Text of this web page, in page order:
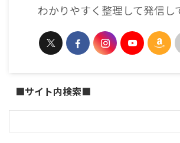
わかりやすく整理して発信し
■サイト内検索■